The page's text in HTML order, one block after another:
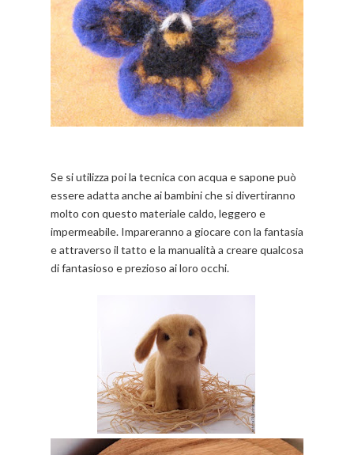
Se si utilizza poi la tecnica con acqua e sapone può
essere adatta anche ai bambini che si divertiranno
molto con questo materiale caldo, leggero e
impermeabile. Impareranno a giocare con la fantasia
e attraverso il tatto e la manualità a creare qualcosa
di fantasioso e prezioso ai loro occhi.